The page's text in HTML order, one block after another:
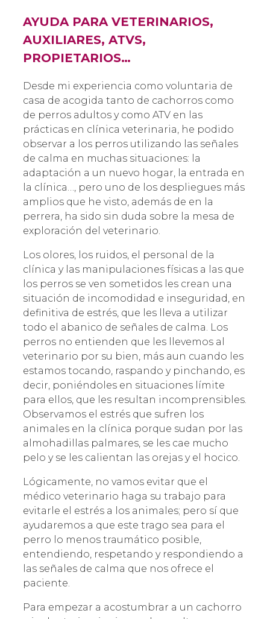
AYUDA PARA VETERINARIOS,
AUXILIARES, ATVS,
PROPIETARIOS…
Desde mi experiencia como voluntaria de
casa de acogida tanto de cachorros como
de perros adultos y como ATV en las
prácticas en clínica veterinaria, he podido
observar a los perros utilizando las señales
de calma en muchas situaciones: la
adaptación a un nuevo hogar, la entrada en
la clínica…, pero uno de los despliegues más
amplios que he visto, además de en la
perrera, ha sido sin duda sobre la mesa de
exploración del veterinario.
Los olores, los ruidos, el personal de la
clínica y las manipulaciones físicas a las que
los perros se ven sometidos les crean una
situación de incomodidad e inseguridad, en
definitiva de estrés, que les lleva a utilizar
todo el abanico de señales de calma. Los
perros no entienden que les llevemos al
veterinario por su bien, más aun cuando les
estamos tocando, raspando y pinchando, es
decir, poniéndoles en situaciones límite
para ellos, que les resultan incomprensibles.
Observamos el estrés que sufren los
animales en la clínica porque sudan por las
almohadillas palmares, se les cae mucho
pelo y se les calientan las orejas y el hocico.
Lógicamente, no vamos evitar que el
médico veterinario haga su trabajo para
evitarle el estrés a los animales; pero sí que
ayudaremos a que este trago sea para el
perro lo menos traumático posible,
entendiendo, respetando y respondiendo a
las señales de calma que nos ofrece el
paciente.
Para empezar a acostumbrar a un cachorro